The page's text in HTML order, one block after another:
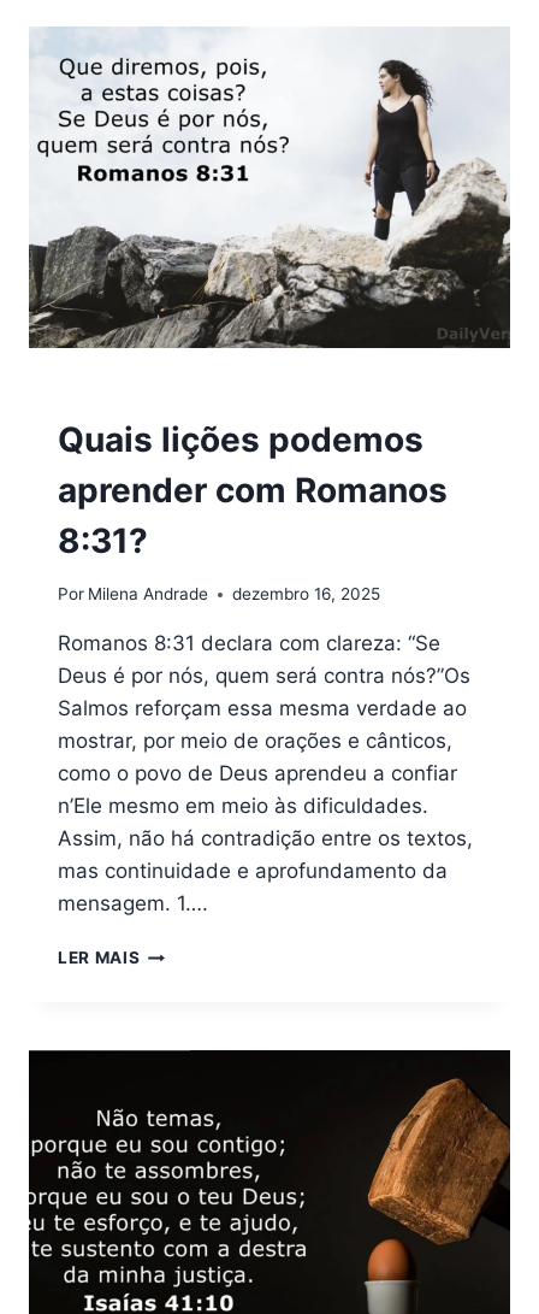
COM
29:11?
Quais lições podemos
aprender com Romanos
8:31?
Por Milena Andrade dezembro 16, 2025
Romanos 8:31 declara com clareza: “Se
Deus é por nós, quem será contra nós?”Os
Salmos reforçam essa mesma verdade ao
mostrar, por meio de orações e cânticos,
como o povo de Deus aprendeu a confiar
n’Ele mesmo em meio às dificuldades.
Assim, não há contradição entre os textos,
mas continuidade e aprofundamento da
mensagem. 1….
LER MAIS QUAIS
COM